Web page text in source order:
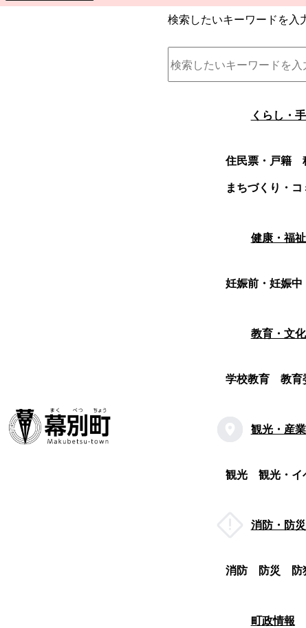
検索したいキーワードを入
くらし・
住民票・戸籍
まちづくり・
健康・福
妊娠前・妊娠
教育・文
学校教育 教育
観光・産
観光 観光・イ
消防・防災
消防 防災
防
町政情報